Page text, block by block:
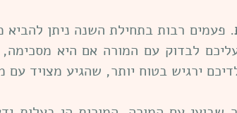
. פעמים רבות בתחילת השנה ניתן
לבדוק עם המורה אם היא
ירגיש בטוח יותר, שהגיע מצויד